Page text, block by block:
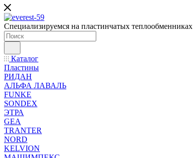
Специализируемся на пластинчатых теплообменниках
Каталог
Пластины
РИДАН
АЛЬФА ЛАВАЛЬ
FUNKE
SONDEX
ЭТРА
GEA
TRANTER
NORD
KELVION